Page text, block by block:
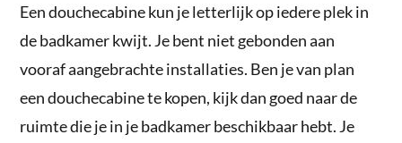
Een douchecabine kun je letterlijk op iedere plek in
de badkamer kwijt. Je bent niet gebonden aan
vooraf aangebrachte installaties. Ben je van plan
een douchecabine te kopen, kijk dan goed naar de
ruimte die je in je badkamer beschikbaar hebt. Je